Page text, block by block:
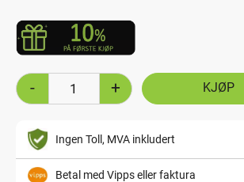
+
-
Ingen Toll, MVA inkludert
Betal med Vipps eller faktura